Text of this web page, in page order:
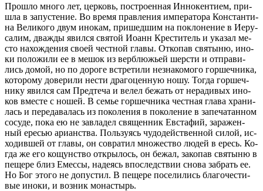
Про­шло мно­го лет, цер­ковь, по­стро­ен­ная Ин­но­кен­ти­ем, при­
шла в за­пу­сте­ние. Во вре­мя прав­ле­ния им­пе­ра­то­ра Кон­стан­ти­
на Ве­ли­ко­го двум ино­кам, при­шед­шим на по­кло­не­ние в Иеру­
са­лим, два­жды явил­ся свя­той Ио­анн Кре­сти­тель и ука­зал ме­
сто на­хож­де­ния сво­ей чест­ной гла­вы. От­ко­пав свя­ты­ню, ино­
ки по­ло­жи­ли ее в ме­шок из вер­блю­жьей шер­сти и от­пра­ви­
лись до­мой, но по до­ро­ге встре­ти­ли не­зна­ко­мо­го гор­шеч­ни­ка,
ко­то­ро­му до­ве­ри­ли не­сти дра­го­цен­ную но­шу. То­г­да гор­шеч­
ни­ку явил­ся сам Пред­те­ча и ве­лел бе­жать от не­ра­ди­вых ино­
ков вме­сте с но­шей. В се­мье гор­шеч­ни­ка чест­ная гла­ва хра­ни­
лась и пе­ре­да­ва­лась из по­ко­ле­ния в по­ко­ле­ние в за­пе­ча­тан­ном
со­су­де, по­ка ею не завла­дел свя­щен­ник Ев­ста­фий, за­ра­жен­
ный ере­сью ари­ан­ства. Поль­зу­ясь чу­до­действен­ной си­лой, ис­
хо­див­шей от гла­вы, он со­вра­тил мно­же­ство лю­дей в ересь. Ко­
г­да же его ко­щун­ство от­кры­лось, он бе­жал, за­ко­пав свя­ты­ню в
пе­ще­ре близ Емес­сы, на­де­ясь впо­след­ствии сно­ва за­брать ее.
Но Бог это­го не до­пу­стил. В пе­ще­ре по­се­ли­лись бла­го­че­сти­
вые ино­ки, и воз­ник мо­на­стырь.